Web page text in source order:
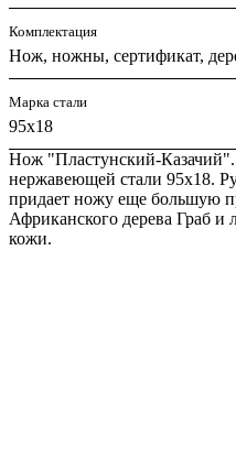
Комплектация
Нож, ножны, сертификат,
Марка стали
95х18
Нож "Пластунский-
нержавеющей стали 95х18.
придает ножу еще большую
Африканского дерева Граб и
кожи.